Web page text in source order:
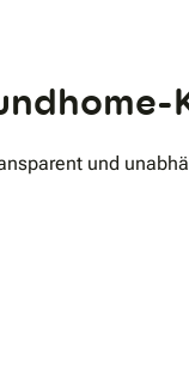
und